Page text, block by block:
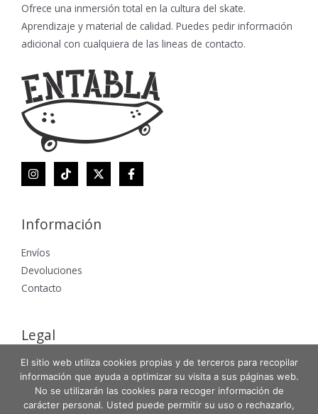
Ofrece una inmersión total en la cultura del skate.
Aprendizaje y material de calidad. Puedes pedir información
adicional con cualquiera de las lineas de contacto.
Información
Envíos
Devoluciones
Contacto
Legal
Aviso Legal
Política de Privacidad
Política de Cookies
El sitio web utiliza cookies propias y de terceros para recopilar
información que ayuda a optimizar su visita a sus páginas web.
No se utilizarán las cookies para recoger información de
carácter personal. Usted puede permitir su uso o rechazarlo,